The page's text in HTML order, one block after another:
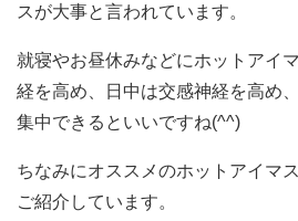
スが大事と言われています。
就寝やお昼休みなどにホットアイ
経を高め、日中は交感神経を高め
集中できるといいですね(^^)
ちなみにオススメのホットアイマ
ご紹介しています。